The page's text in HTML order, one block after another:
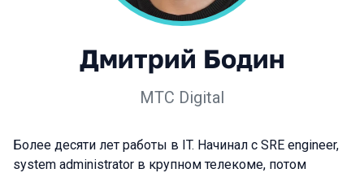
Дмитрий Бодин
МТС Digital
Более десяти лет работы в IT. Начинал с SRE engineer,
system administrator в крупном телекоме, потом